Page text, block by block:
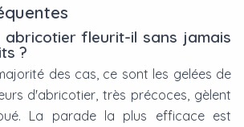
abricotier fleurit-il sans jamais
?
des cas, ce sont les gelées de
d'abricotier, très précoces, gèlent
La parade la plus efficace est